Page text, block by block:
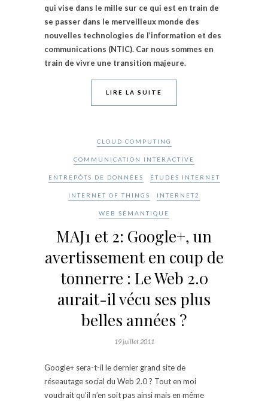
qui vise dans le mille sur ce qui est en train de
se passer dans le merveilleux monde des
nouvelles technologies de l’information et des
communications (NTIC). Car nous sommes en
train de vivre une transition majeure.
LIRE LA SUITE
CLOUD COMPUTING
COMMUNICATION INTERACTIVE
ENTREPÔTS DE DONNÉES ÉTUDES INTERNET
INTERNET OF THINGS INTERNET2
WEB SÉMANTIQUE
MAJ1 et 2: Google+, un
avertissement en coup de
tonnerre : Le Web 2.0
aurait-il vécu ses plus
belles années ?
19 juillet 2011
Google+ sera-t-il le dernier grand site de
réseautage social du Web 2.0 ? Tout en moi
voudrait qu’il n’en soit pas ainsi mais en même